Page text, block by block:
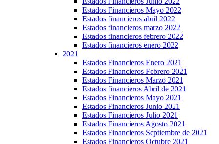
Estados Financieros Mayo 2022
Estados financieros abril 2022
Estados financieros marzo 2022
Estados financieros febrero 2022
Estados financieros enero 2022
2021
Estados Financieros Enero 2021
Estados Financieros Febrero 2021
Estados Financieros Marzo 2021
Estados financieros Abril de 2021
Estados Financieros Mayo 2021
Estados Financieros Junio 2021
Estados Financieros Julio 2021
Estados Financieros Agosto 2021
Estados Financieros Septiembre de 2021
Estados Financieros Octubre 2021